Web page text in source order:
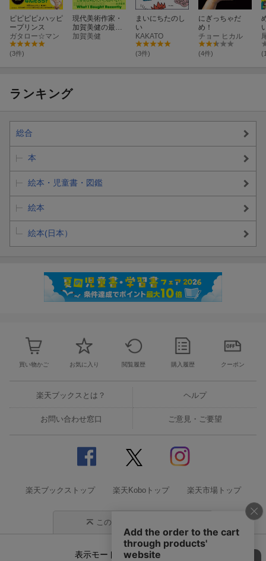
ピピピピ♪ハッピ
ープリンス
ガタロー☆マン
(3件)
現代美術作家・
加賀美健の最
近、買ったも
加賀美健
まいにちたのし
い
KAKATO
(3件)
にぎっちゃだ
め！
チョー ヒカル
(4件)
ランキング
総合
本
絵本・児童書・図鑑
絵本
絵本(日本）
買い物かご お気に入り 閲覧履歴 購入履歴 クーポン
楽天ブックスとは？ ヘルプ
お問い合わせ窓口 ご意見・ご要望
楽天ブックストップ 楽天Koboトップ 楽天市場トップ
このページの先頭に戻る
表示モード モバイル